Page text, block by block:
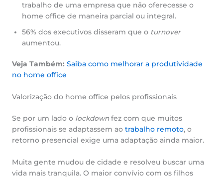
trabalho de uma empresa que não oferecesse o
home office de maneira parcial ou integral.
56% dos executivos disseram que o turnover
aumentou.
Veja Também: Saiba como melhorar a produtividade
no home office
Valorização do home office pelos profissionais
Se por um lado o lockdownfez com que muitos
profissionais se adaptassem ao trabalho remoto, o
retorno presencial exige uma adaptação ainda maior.
Muita gente mudou de cidade e resolveu buscar uma
vida mais tranquila. O maior convívio com os filhos